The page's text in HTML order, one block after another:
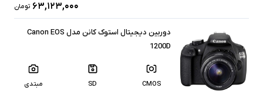
۶۳,۱۲۳,۰۰۰ تومان
دوربین دیجیتال استوک کانن مدل Canon EOS
1200D
CMOS
SD مبتدی